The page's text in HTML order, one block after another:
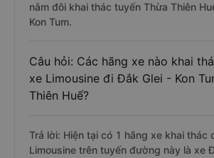
nằm đôi khai thác tuyến Thừa Thiên
Kon Tum.
Câu hỏi: Các hãng xe nào khai
xe Limousine đi Đắk Glei - Kon
Thiên Huế?
Trả lời: Hiện tại có 1 hãng xe khai thác
Limousine trên tuyến đường này là xe